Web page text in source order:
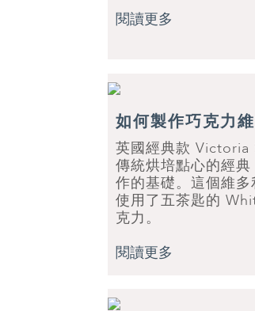
閱讀更多
如何製作巧克力
英國經典款 Victoria
傳統烘培點心的經典
作的基礎。這個維多
使用了五茶匙的
克力。
閱讀更多